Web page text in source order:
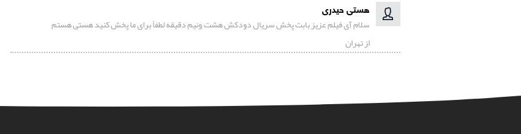
هستی حیدری
سلام آی فیلم عزیز بابت پخش سریال دودکش هشت ونیم دقیقه لطفاً برای ما پخش کنید هستی هستم
از تهران